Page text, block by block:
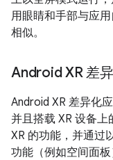
用眼睛和手部与应
相似。
Android XR 差
Android XR 差异化
并且搭载 XR 设备
XR 的功能，并通过
功能（例如空间面